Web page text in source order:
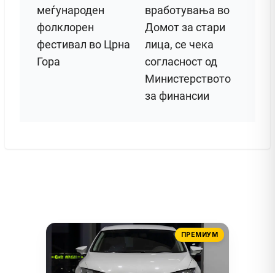
меѓународен
фолклорен
фестивал во Црна
Гора
вработувања во
Домот за стари
лица, се чека
согласност од
Министерството
за финансии
ПРЕМИУМ